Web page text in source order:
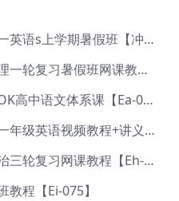
作业帮2026年卫宇晴高一英语s上学期暑假班【冲顶班】【Ec-003】
有道2026莫荒年高三物理一轮复习暑假班网课教程【Ef-044】
2025年高三语文一遍就OK高中语文体系课【Ea-028】
希望学2024闫舒月小学一年级英语视频教程+讲义【Cc-004】
2025高考刘勖雯高三政治三轮复习网课教程【Eh-061】
程【Ei-075】